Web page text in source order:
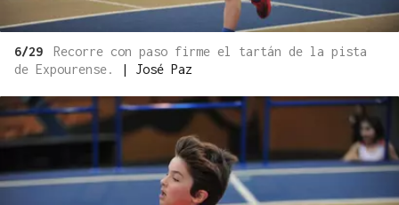
6/29
Recorre con paso firme el tartán de la pista
de Expourense.
| José Paz